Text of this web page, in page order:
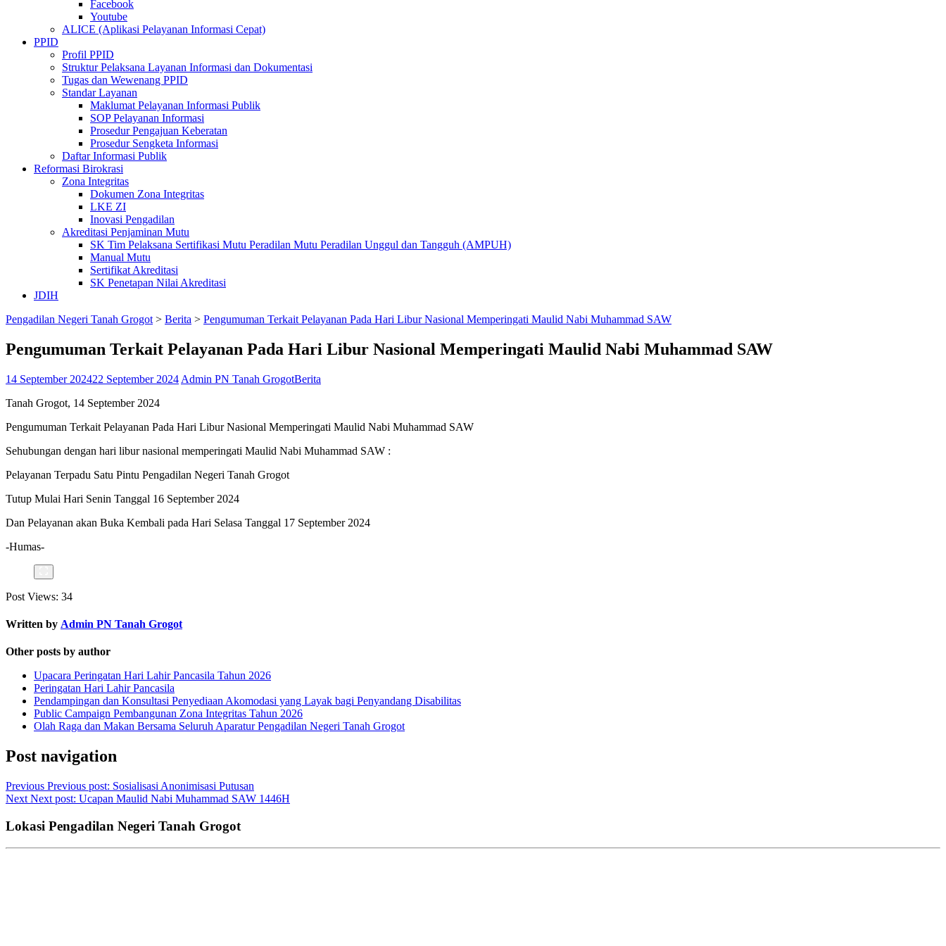
Facebook
Youtube
ALICE (Aplikasi Pelayanan Informasi Cepat)
PPID
Profil PPID
Struktur Pelaksana Layanan Informasi dan Dokumentasi
Tugas dan Wewenang PPID
Standar Layanan
Maklumat Pelayanan Informasi Publik
SOP Pelayanan Informasi
Prosedur Pengajuan Keberatan
Prosedur Sengketa Informasi
Daftar Informasi Publik
Reformasi Birokrasi
Zona Integritas
Dokumen Zona Integritas
LKE ZI
Inovasi Pengadilan
Akreditasi Penjaminan Mutu
SK Tim Pelaksana Sertifikasi Mutu Peradilan Mutu Peradilan Unggul dan Tangguh (AMPUH)
Manual Mutu
Sertifikat Akreditasi
SK Penetapan Nilai Akreditasi
JDIH
Pengadilan Negeri Tanah Grogot > Berita > Pengumuman Terkait Pelayanan Pada Hari Libur Nasional Memperingati Maulid Nabi Muhammad SAW
Pengumuman Terkait Pelayanan Pada Hari Libur Nasional Memperingati Maulid Nabi Muhammad SAW
14 September 202422 September 2024 Admin PN Tanah GrogotBerita
Tanah Grogot, 14 September 2024
Pengumuman Terkait Pelayanan Pada Hari Libur Nasional Memperingati Maulid Nabi Muhammad SAW
Sehubungan dengan hari libur nasional memperingati Maulid Nabi Muhammad SAW :
Pelayanan Terpadu Satu Pintu Pengadilan Negeri Tanah Grogot
Tutup Mulai Hari Senin Tanggal 16 September 2024
Dan Pelayanan akan Buka Kembali pada Hari Selasa Tanggal 17 September 2024
-Humas-
Post Views: 34
Written by Admin PN Tanah Grogot
Other posts by author
Upacara Peringatan Hari Lahir Pancasila Tahun 2026
Peringatan Hari Lahir Pancasila
Pendampingan dan Konsultasi Penyediaan Akomodasi yang Layak bagi Penyandang Disabilitas
Public Campaign Pembangunan Zona Integritas Tahun 2026
Olah Raga dan Makan Bersama Seluruh Aparatur Pengadilan Negeri Tanah Grogot
Post navigation
Previous Previous post: Sosialisasi Anonimisasi Putusan
Next Next post: Ucapan Maulid Nabi Muhammad SAW 1446H
Lokasi Pengadilan Negeri Tanah Grogot